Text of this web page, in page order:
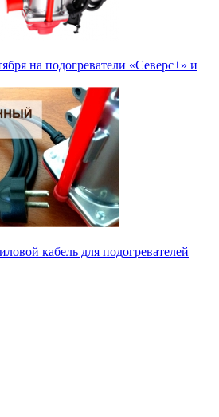
на подогреватели «Северс+» и
кабель для подогревателей